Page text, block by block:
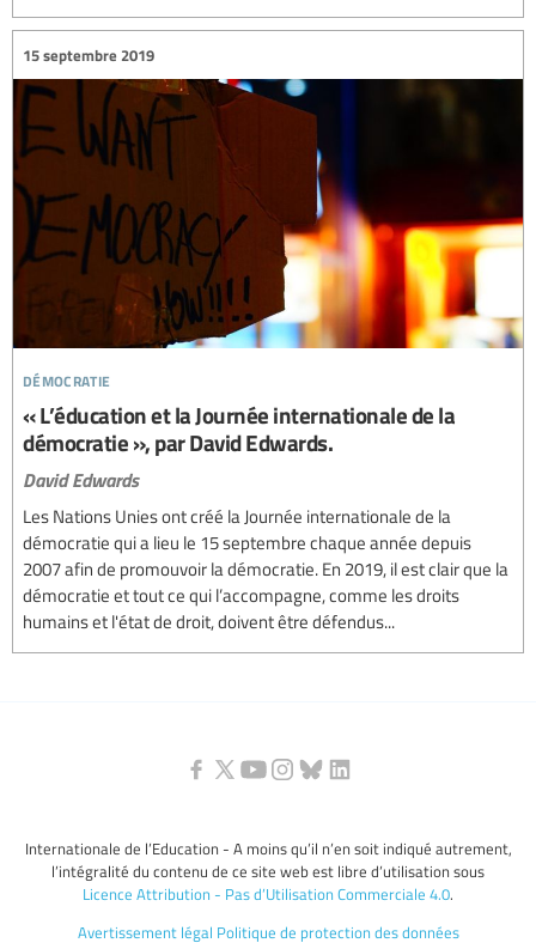
démocratie
15 septembre 2019
« L’éducation et la Journée internationale de la
démocratie », par David Edwards.
David Edwards
Les Nations Unies ont créé la Journée internationale de la
démocratie qui a lieu le 15 septembre chaque année depuis
2007 afin de promouvoir la démocratie. En 2019, il est clair que la
démocratie et tout ce qui l’accompagne, comme les droits
humains et l'état de droit, doivent être défendus...
Internationale de l’Education - A moins qu’il n’en soit indiqué autrement,
l’intégralité du contenu de ce site web est libre d’utilisation sous
Licence Attribution - Pas d’Utilisation Commerciale 4.0.
Avertissement légal Politique de protection des données